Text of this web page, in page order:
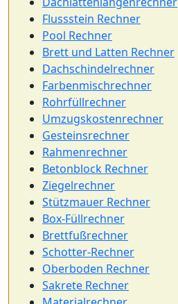
Flussstein Rechner
Pool Rechner
Brett und Latten Rechner
Dachschindelrechner
Farbenmischrechner
Rohrfüllrechner
Umzugskostenrechner
Gesteinsrechner
Rahmenrechner
Betonblock Rechner
Ziegelrechner
Stützmauer Rechner
Box-Füllrechner
Brettfußrechner
Schotter-Rechner
Oberboden Rechner
Sakrete Rechner